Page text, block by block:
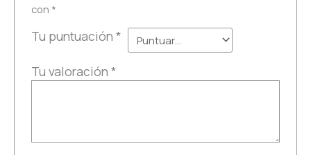
con *
Tu puntuación*
Tu valoración*